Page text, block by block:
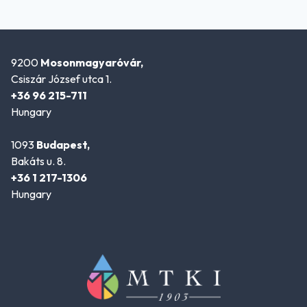
9200 Mosonmagyaróvár,
Csiszár József utca 1.
+36 96 215-711
Hungary
1093 Budapest,
Bakáts u. 8.
+36 1 217-1306
Hungary